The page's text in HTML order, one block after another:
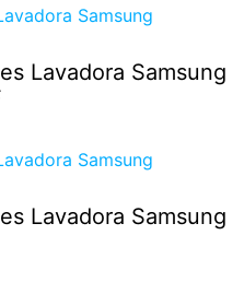
Lavadora Samsung
Lavadora Samsung